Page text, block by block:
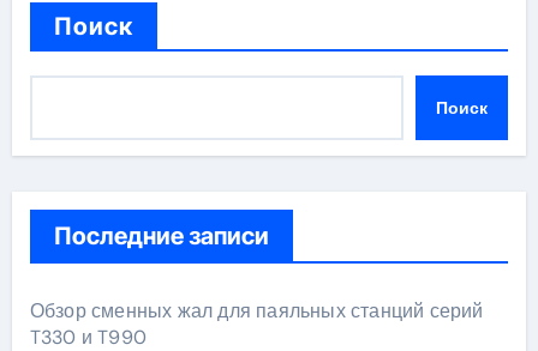
Поиск
Поиск
Последние записи
Обзор сменных жал для паяльных станций серий
T330 и T990